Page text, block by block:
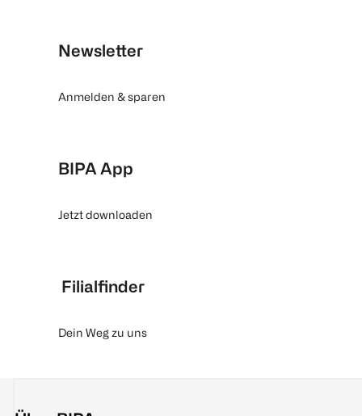
Newsletter
Anmelden & sparen
BIPA App
Jetzt downloaden
Filialfinder
Dein Weg zu uns